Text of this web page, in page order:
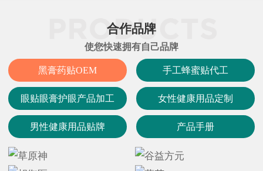
合作品牌
使您快速拥有自己品牌
黑膏药贴OEM 手工蜂蜜贴代工
眼贴眼膏护眼产品加工 女性健康用品定制
男性健康用品贴牌 产品手册